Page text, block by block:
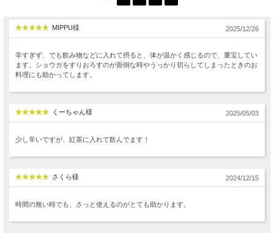
MIPPU様 2025/12/26
辛すぎず、でも飲み物などに入れて摂ると、体が温かく感じるので、重宝してい
ます。ショウガをすりおろすのが面倒な時やうっかり切らしてしまったときのお
料理にも助かってします。
くーちゃん様 2025/05/03
少し辛いですが、紅茶に入れて飲んでます！
さくら様 2024/12/15
時間の無い時でも、さっと使えるのがとても助かります。